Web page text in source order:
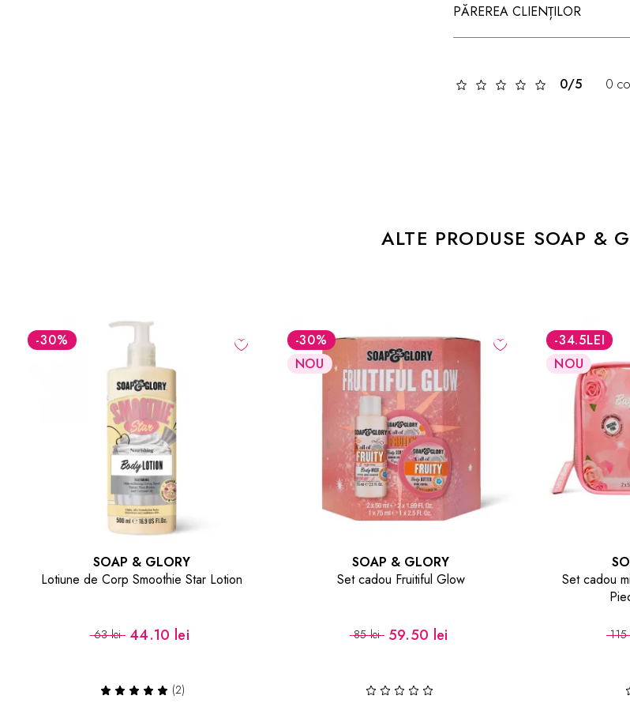
PĂREREA CLIENȚILOR
0/5 0
ALTE PRODUSE SOAP &
-30%
SOAP & GLORY
Set cadou Fruitiful Glow
85 lei 59.50 lei
-34.5 LEI
NOU
SOAP & GLORY
Set cadou mini Bag A Little Beauty 3
115 lei 80.50 lei
-30%
Lapte
41